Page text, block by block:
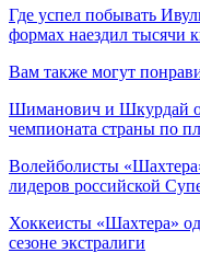
Где успел побывать
формах наездил тысячи
Вам также могут
Шиманович и Шкурдай
чемпионата страны по
Волейболисты
лидеров российской
Хоккеисты «Шахтера»
сезоне экстралиги